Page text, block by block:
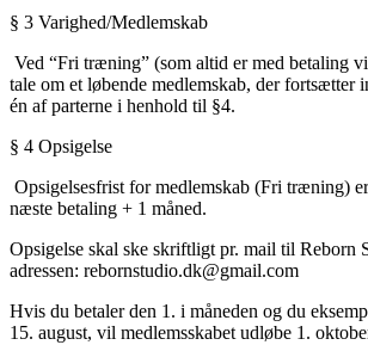
§ 3 Varighed/Medlemskab
Ved “Fri træning” (som altid er med betaling
tale om et løbende medlemskab, der fortsætter
én af parterne i henhold til §4.
§ 4 Opsigelse
Opsigelsesfrist for medlemskab (Fri træning)
næste betaling + 1 måned.
Opsigelse skal ske skriftligt pr. mail til Reborn
adressen: rebornstudio.dk@gmail.com
Hvis du betaler den 1. i måneden og du
15. august, vil medlemsskabet udløbe 1.